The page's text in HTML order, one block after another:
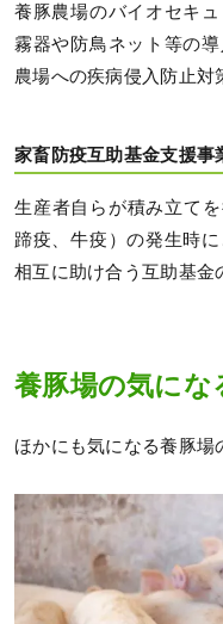
養豚農場のバイオセキ
霧器や防鳥ネット等の
農場への疾病侵入防止対
家畜防疫互助基金支援事
生産者自らが積み立て
蹄疫、牛疫）の発生時
相互に助け合う互助基金
養豚場の気にな
ほかにも気になる養豚場